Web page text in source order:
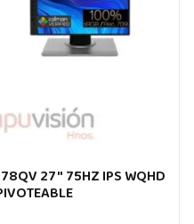
27″ 75HZ IPS WQHD